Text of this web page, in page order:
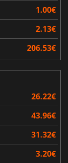
1.00€
2.13€
206.53€
26.22€
43.96€
31.32€
3.20€